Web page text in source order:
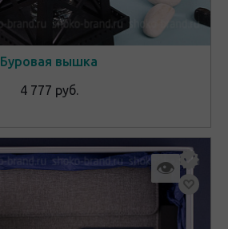
Буровая вышка
4 777 руб.
👁